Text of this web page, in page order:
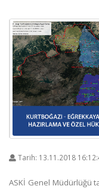
Tarih: 13.11.2018
ASKİ Genel Müdürlüğü